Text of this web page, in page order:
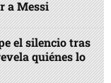
a Messi
el silencio tras
quiénes lo